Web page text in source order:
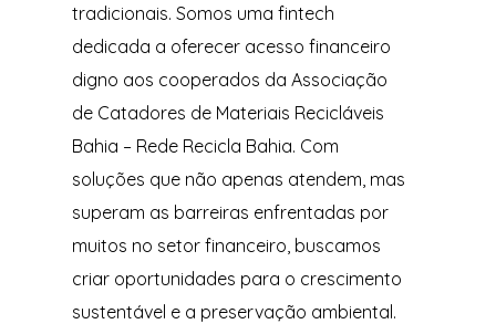
tradicionais. Somos uma fintech
dedicada a oferecer acesso financeiro
digno aos cooperados da Associação
de Catadores de Materiais Recicláveis
Bahia – Rede Recicla Bahia. Com
soluções que não apenas atendem, mas
superam as barreiras enfrentadas por
muitos no setor financeiro, buscamos
criar oportunidades para o crescimento
sustentável e a preservação ambiental.